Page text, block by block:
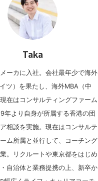
Taka
ーカに入社。会社最年少で海外
ツ）を果たし、海外MBA（中
在はコンサルティングファーム
年より自身が所属する香港の団
相談を実施。現在はコンサルテ
ム所属と並行して、コーチング
。リクルートや東京都をはじめ
自治体と業務提携の上、新卒か